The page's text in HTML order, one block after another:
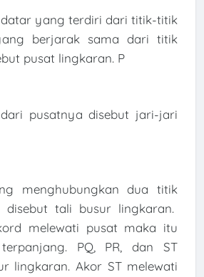
yang terdiri dari titik-titik
berjarak sama dari titik
pusat lingkaran. P
pusatnya disebut jari-jari
menghubungkan dua titik
disebut tali busur lingkaran.
melewati pusat maka itu
PQ, PR, dan ST
lingkaran. Akor ST melewati